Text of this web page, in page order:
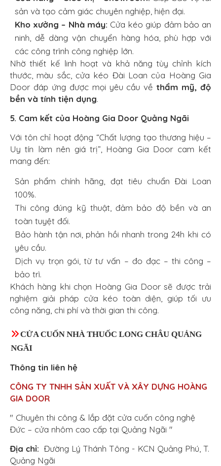
sản và tạo cảm giác chuyên nghiệp, hiện đại.
Kho xưởng – Nhà máy: Cửa kéo giúp đảm bảo an
ninh, dễ dàng vận chuyển hàng hóa, phù hợp với
các công trình công nghiệp lớn.
Nhờ thiết kế linh hoạt và khả năng tùy chỉnh kích
thước, màu sắc, cửa kéo Đài Loan của Hoàng Gia
Door đáp ứng được mọi yêu cầu vềthẩm mỹ, độ
bền và tính tiện dụng.
5. Cam kết của Hoàng Gia Door Quảng Ngãi
Với tôn chỉ hoạt động “Chất lượng tạo thương hiệu –
Uy tín làm nên giá trị”, Hoàng Gia Door cam kết
mang đến:
Sản phẩm chính hãng, đạt tiêu chuẩn Đài Loan
100%.
Thi công đúng kỹ thuật, đảm bảo độ bền và an
toàn tuyệt đối.
Bảo hành tận nơi, phản hồi nhanh trong 24h khi có
yêu cầu.
Dịch vụ trọn gói, từ tư vấn – đo đạc – thi công –
bảo trì.
Khách hàng khi chọn Hoàng Gia Door sẽ được trải
nghiệm giải pháp cửa kéo toàn diện, giúp tối ưu
công năng, chi phí và thời gian thi công.
CỬA CUỐN NHÀ THUỐC LONG CHÂU QUẢNG
NGÃI
Thông tin liên hệ
CÔNG TY TNHH SẢN XUẤT VÀ XÂY DỰNG HOÀNG
GIA DOOR
" Chuyên thi công & lắp đặt cửa cuốn công nghệ
Đức – cửa nhôm cao cấp tại Quảng Ngãi "
Địa chỉ: Đường Lý Thánh Tông - KCN Quảng Phú, T.
Quảng Ngãi